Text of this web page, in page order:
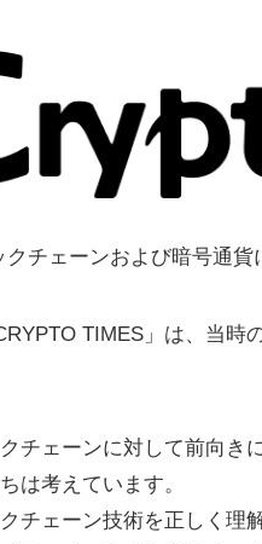
クチェーンおよび暗号通
TIMES」は、当
チェーンに対して前向
は考えています。
チェーン技術を正しく